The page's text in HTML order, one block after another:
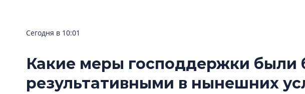
Сегодня в 10:01
Какие меры господдержки были
результативными в нынешних